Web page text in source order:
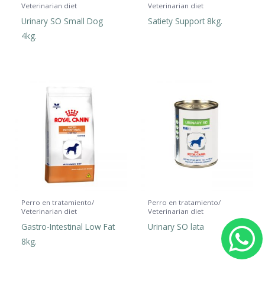
Veterinarian diet
Urinary SO Small Dog
4kg.
Veterinarian diet
Satiety Support 8kg.
Perro en tratamiento/
Veterinarian diet
Gastro-Intestinal Low Fat
8kg.
Perro en tratamiento/
Veterinarian diet
Urinary SO lata
h